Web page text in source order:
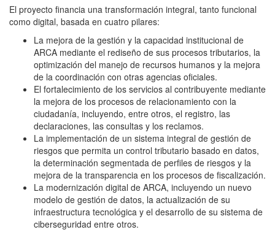
El proyecto financia una transformación integral, tanto funcional
como digital, basada en cuatro pilares:
La mejora de la gestión y la capacidad institucional de
ARCA mediante el rediseño de sus procesos tributarios, la
optimización del manejo de recursos humanos y la mejora
de la coordinación con otras agencias oficiales.
El fortalecimiento de los servicios al contribuyente mediante
la mejora de los procesos de relacionamiento con la
ciudadanía, incluyendo, entre otros, el registro, las
declaraciones, las consultas y los reclamos.
La implementación de un sistema integral de gestión de
riesgos que permita un control tributario basado en datos,
la determinación segmentada de perfiles de riesgos y la
mejora de la transparencia en los procesos de fiscalización.
La modernización digital de ARCA, incluyendo un nuevo
modelo de gestión de datos, la actualización de su
infraestructura tecnológica y el desarrollo de su sistema de
ciberseguridad entre otros.